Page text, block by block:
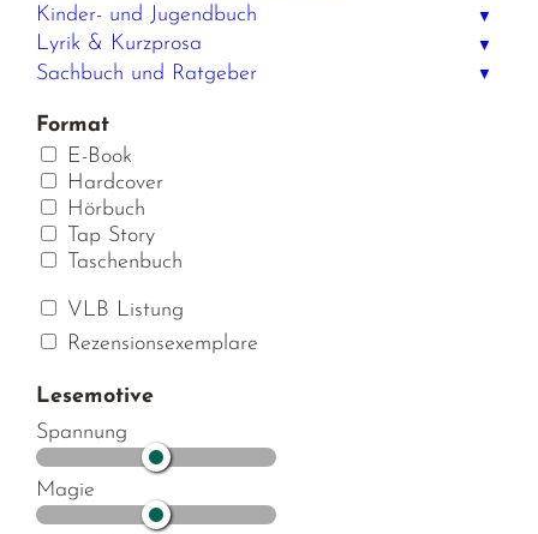
Kinder- und Jugendbuch ▼
Lyrik & Kurzprosa ▼
Sachbuch und Ratgeber ▼
Format
E-Book
Hardcover
Hörbuch
Tap Story
Taschenbuch
VLB Listung
Rezensionsexemplare
Lesemotive
Spannung
Magie